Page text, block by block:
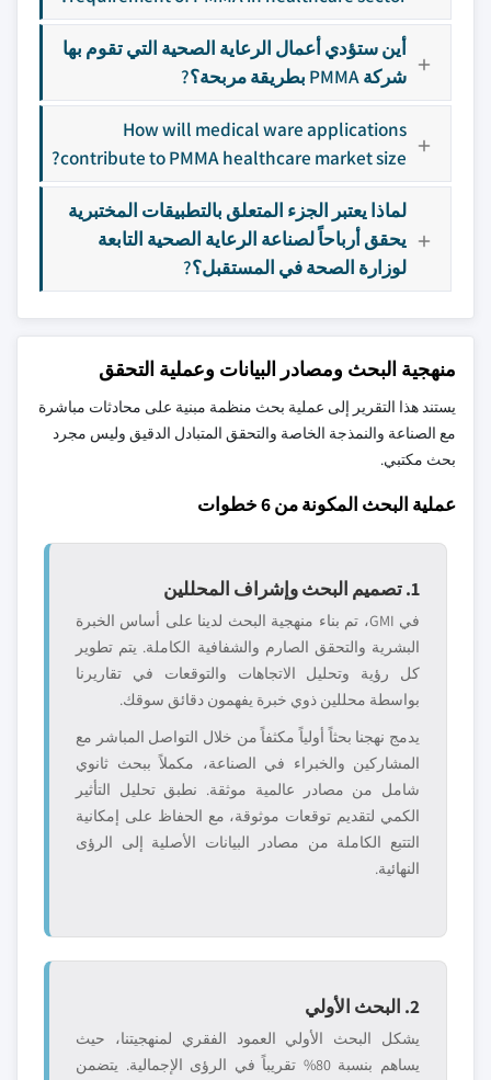
أين ستؤدي أعمال الرعاية الصحية التي تقوم بها
شركة PMMA بطريقة مربحة؟?
How will medical ware applications
contribute to PMMA healthcare market size?
لماذا يعتبر الجزء المتعلق بالتطبيقات المختبرية
يحقق أرباحاً لصناعة الرعاية الصحية التابعة
لوزارة الصحة في المستقبل؟?
منهجية البحث ومصادر البيانات وعملية التحقق
يستند هذا التقرير إلى عملية بحث منظمة مبنية على محادثات مباشرة
مع الصناعة والنمذجة الخاصة والتحقق المتبادل الدقيق وليس مجرد
بحث مكتبي.
عملية البحث المكونة من 6 خطوات
1. تصميم البحث وإشراف المحللين
في GMI، تم بناء منهجية البحث لدينا على أساس الخبرة
البشرية والتحقق الصارم والشفافية الكاملة. يتم تطوير
كل رؤية وتحليل الاتجاهات والتوقعات في تقاريرنا
بواسطة محللين ذوي خبرة يفهمون دقائق سوقك.
يدمج نهجنا بحثاً أولياً مكثفاً من خلال التواصل المباشر مع
المشاركين والخبراء في الصناعة، مكملاً ببحث ثانوي
شامل من مصادر عالمية موثقة. نطبق تحليل التأثير
الكمي لتقديم توقعات موثوقة، مع الحفاظ على إمكانية
التتبع الكاملة من مصادر البيانات الأصلية إلى الرؤى
النهائية.
2. البحث الأولي
يشكل البحث الأولي العمود الفقري لمنهجيتنا، حيث
يساهم بنسبة 80% تقريباً في الرؤى الإجمالية. يتضمن